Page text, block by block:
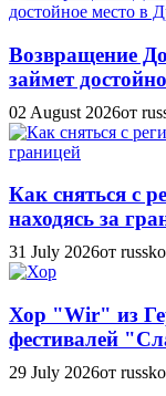
Возвращение
займет
02 August 2026от
Как сняться с
находясь за
31 July 2026от
Хор "Wir" из
фестивалей
29 July 2026от